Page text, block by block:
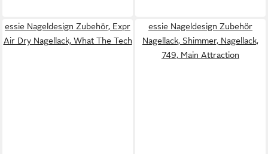
essie Nageldesign Zubehör, Expr
Air Dry Nagellack, What The Tech
essie Nageldesign Zubehör
Nagellack, Shimmer, Nagellack,
749, Main Attraction